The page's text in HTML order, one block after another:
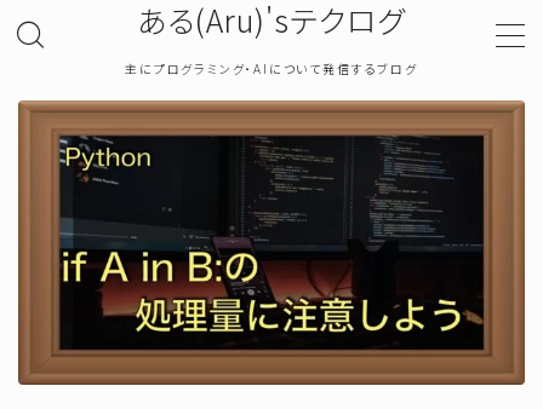
ある(Aru)'sテクログ
主にプログラミング・AIについて発信するブログ
TOP
プライバシーポリシー
お問い合わせ
確率・統計